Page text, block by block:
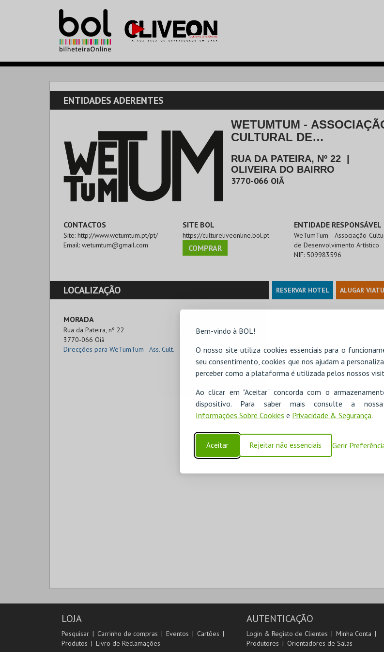
Bem-vindo à BOL!
O nosso site utiliza cookies essenciais para o
seu consentimento, cookies que nos ajudam a
perceber como a plataforma é utilizada pelos nossos
Ao clicar em "Aceitar" concorda com o
dispositivo. Para saber mais consulte a
Informações Sobre Cookies e Privacidade & Segurança.
Aceitar Rejeitar não essenciais Gerir
ENTIDADES ADERENTES
WETUMTUM -
CULTURAL DE
ARTÍSTICO
RUA DA PATEIRA, Nº 22
OLIVEIRA DO BAIRRO
3770-066 OIÃ
CONTACTOS
Site: http://www.wetumtum.pt/pt/
Email: wetumtum@gmail.com
SITE BOL
https://cultureliveonline.bol.pt
COMPRAR
ENTIDADE RESPONSÁVEL
WeTumTum - Associação
de Desenvolvimento Artístico
NIF: 509983596
LOCALIZAÇÃO RESERVAR HOTEL ALUGAR
MORADA
Rua da Pateira, nº 22
3770-066 Oiã
Direcções para WeTumTum - Ass. Cult.
LOJA
Pesquisar Carrinho de compras Eventos
Cartões
Produtos
Livro de Reclamações
AUTENTICAÇÃO
Login & Registo de Clientes
Minha Conta
Produtores
Orientadores de Salas